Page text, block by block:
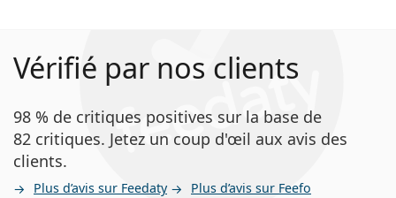
Vérifié par nos clients
98 % de critiques positives sur la base de
82 critiques. Jetez un coup d'œil aux avis des
clients.
Plus d’avis sur Feedaty Plus d’avis sur Feefo